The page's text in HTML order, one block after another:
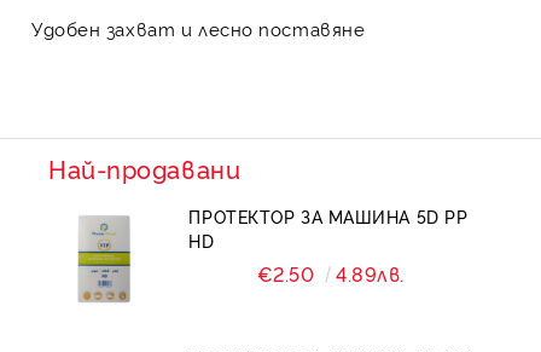
Удобен захват и лесно поставяне
Най-продавани
ПРОТЕКТОР ЗА МАШИНА 5D PP
HD
€2.50 4.89лв.